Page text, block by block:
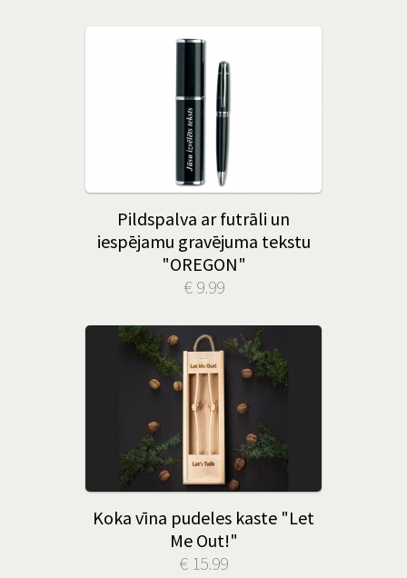
Pildspalva ar futrāli un
iespējamu gravējuma tekstu
"OREGON"
€ 9.99
Koka vīna pudeles kaste "Let
Me Out!"
€ 15.99